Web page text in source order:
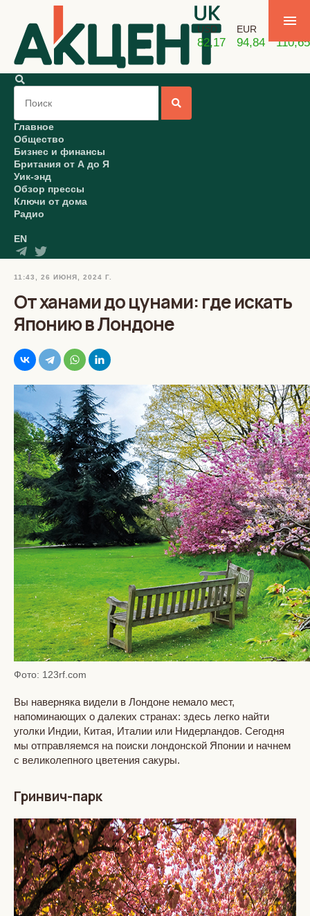
USD
82,17
EUR
94,84 110,65
Главное
Общество
Бизнес и финансы
Британия от А до Я
Уик-энд
Обзор прессы
Ключи от дома
Радио
EN
11:43, 26 ИЮНЯ, 2024 Г.
От ханами до цунами: где искать
Японию в Лондоне
Фото: 123rf.com
Вы наверняка видели в Лондоне немало мест,
напоминающих о далеких странах: здесь легко найти
уголки Индии, Китая, Италии или Нидерландов. Сегодня
мы отправляемся на поиски лондонской Японии и начнем
с великолепного цветения сакуры.
Гринвич-парк